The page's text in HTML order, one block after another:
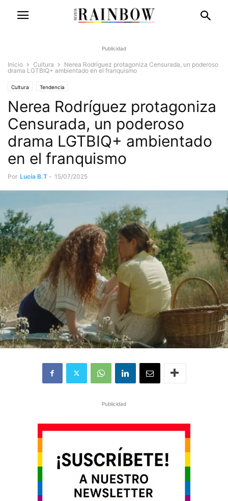
Publicidad
Inicio Cultura
Nerea Rodríguez protagoniza Censurada, un poderoso
drama LGTBIQ+ ambientado en el franquismo
Cultura Tendencia
Nerea Rodríguez protagoniza
Censurada, un poderoso
drama LGTBIQ+ ambientado
en el franquismo
Por Lucía B.T - 15/07/2025
Publicidad